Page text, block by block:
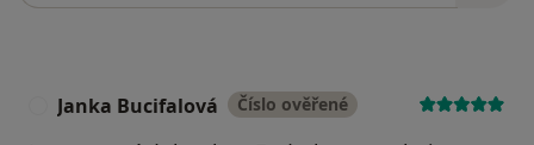
Janka Bucifalová Číslo ověřené